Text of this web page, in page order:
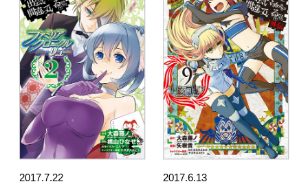
2017.7.22
2017.6.13